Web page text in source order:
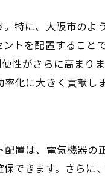
特に、大阪市のよ
トを配置すること
性がさらに高まり
化に大きく貢献しま
置は、電気機器の
できます。さらに